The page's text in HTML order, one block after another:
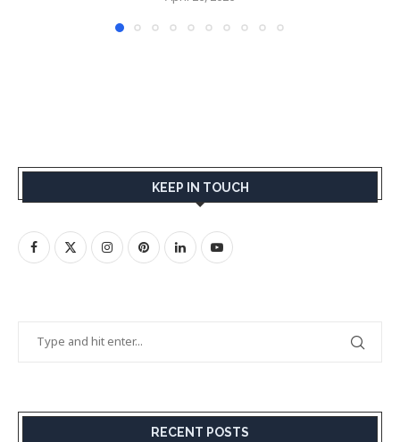
KEEP IN TOUCH
RECENT POSTS